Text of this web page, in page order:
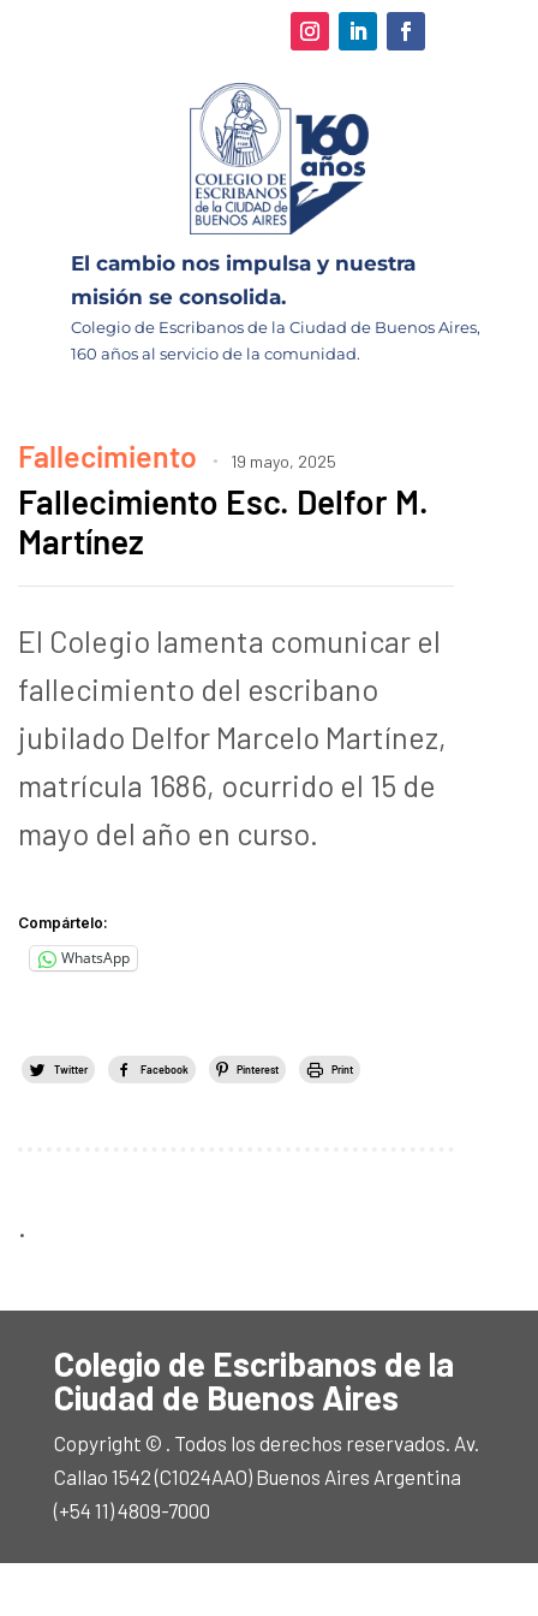
El cambio nos impulsa y nuestra
misión se consolida.
Colegio de Escribanos de la Ciudad de Buenos Aires,
160 años al servicio de la comunidad.
Fallecimiento 19 mayo, 2025
Fallecimiento Esc. Delfor M.
Martínez
El Colegio lamenta comunicar el
fallecimiento del escribano
jubilado Delfor Marcelo Martínez,
matrícula 1686, ocurrido el 15 de
mayo del año en curso.
Compártelo:
WhatsApp
Twitter Facebook Pinterest Print
.
Colegio de Escribanos de la
Ciudad de Buenos Aires
Copyright © . Todos los derechos reservados. Av.
Callao 1542 (C1024AAO) Buenos Aires Argentina
(+54 11) 4809-7000